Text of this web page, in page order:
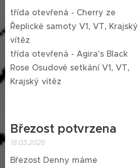
třída otevřená - Cherry ze
Řeplické samoty V1, VT, Krajský
vítěz 🥇 😍
třída otevřená - Agira's Black
Rose Osudové setkání V1, VT,
Krajský vítěz 🥇 😍
Březost potvrzena
18.05.2026
Březost Denny máme